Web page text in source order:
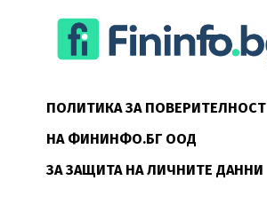
ПОЛИТИКА ЗА ПОВЕРИТЕЛНОСТ
НА ФИНИНФО.БГ ООД
ЗА ЗАЩИТА НА ЛИЧНИТЕ ДАННИ